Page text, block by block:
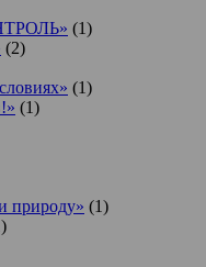
(1)
(2)
(1)
(1)
природу» (1)